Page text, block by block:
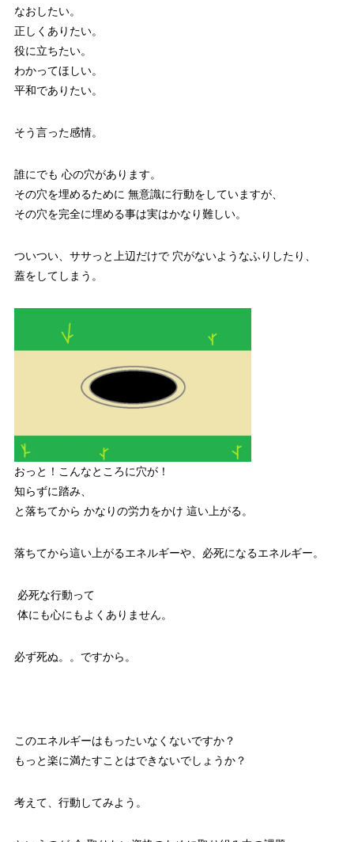
なおしたい。
正しくありたい。
役に立ちたい。
わかってほしい。
平和でありたい。
そう言った感情。
誰にでも 心の穴があります。
その穴を埋めるために 無意識に行動をしていますが、
その穴を完全に埋める事は実はかなり難しい。
ついつい、ササっと上辺だけで 穴がないようなふりしたり、
蓋をしてしまう。
おっと！こんなところに穴が！
知らずに踏み、
と落ちてから かなりの労力をかけ 這い上がる。
落ちてから這い上がるエネルギーや、必死になるエネルギー。
必死な行動って
体にも心にもよくありません。
必ず死ぬ。。ですから。
このエネルギーはもったいなくないですか？
もっと楽に満たすことはできないでしょうか？
考えて、行動してみよう。